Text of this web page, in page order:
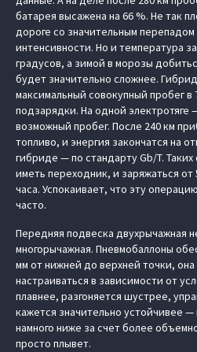
батарея высажена на 66 %. Не так
дороге со значительным
интенсивности. Но и температура
градусов, а зимой в морозы
будет значительно сложнее.
максимальный совокупный пробег в
подзарядки. На одной электротяге
возможный пробег. После 240 км
топливо, и энергия закончатся на
гибриде — по стандарту Gb/T.
иметь переходник, и заряжаться
часа. Успокаивает, что эту
часто.
Передняя подвеска двухрычажная
многорычажная. Пневмобаллоны
мм от нижней до верхней точки,
настраиваться в зависимости от
плавнее, разгоняется шустрее,
кажется значительно устойчивее —
намного ниже за счет более
просто плывет.